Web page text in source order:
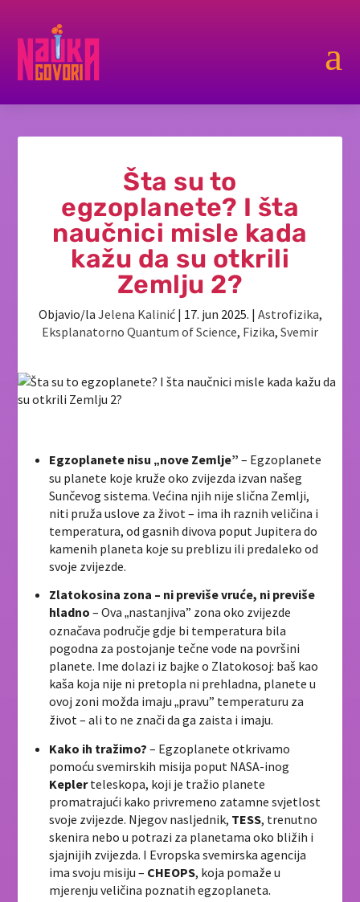
a
Šta su to
egzoplanete? I šta
naučnici misle kada
kažu da su otkrili
Zemlju 2?
Objavio/la Jelena Kalinić| 17. jun 2025. | Astrofizika,
Eksplanatorno Quantum of Science, Fizika, Svemir
Egzoplanete nisu „nove Zemlje” – Egzoplanete
su planete koje kruže oko zvijezda izvan našeg
Sunčevog sistema. Većina njih nije slična Zemlji,
niti pruža uslove za život – ima ih raznih veličina i
temperatura, od gasnih divova poput Jupitera do
kamenih planeta koje su preblizu ili predaleko od
svoje zvijezde.
Zlatokosina zona – ni previše vruće, ni previše
hladno – Ova „nastanjiva” zona oko zvijezde
označava područje gdje bi temperatura bila
pogodna za postojanje tečne vode na površini
planete. Ime dolazi iz bajke o Zlatokosoj: baš kao
kaša koja nije ni pretopla ni prehladna, planete u
ovoj zoni možda imaju „pravu” temperaturu za
život – ali to ne znači da ga zaista i imaju.
Kako ih tražimo? – Egzoplanete otkrivamo
pomoću svemirskih misija poput NASA-inog
Keplerteleskopa, koji je tražio planete
promatrajući kako privremeno zatamne svjetlost
svoje zvijezde. Njegov nasljednik, TESS, trenutno
skenira nebo u potrazi za planetama oko bližih i
sjajnijih zvijezda. I Evropska svemirska agencija
ima svoju misiju – CHEOPS, koja pomaže u
mjerenju veličina poznatih egzoplaneta.